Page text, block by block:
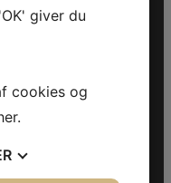
giver du
cookies og
.